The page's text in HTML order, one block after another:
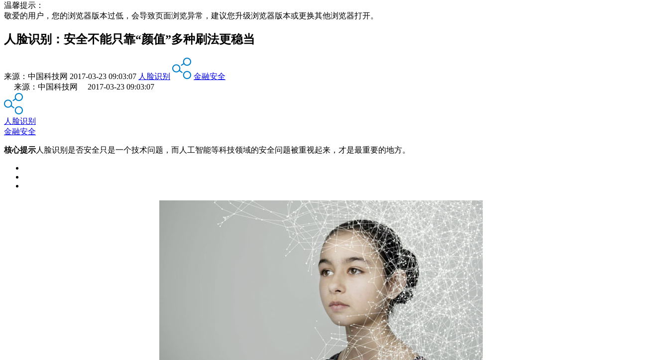
温馨提示：
敬爱的用户，您的浏览器版本过低，会导致页面浏览异常，建议您升级浏览器版本或更换其他浏览器打开。
人脸识别：安全不能只靠“颜值”多种刷法更稳当
来源： 中国科技网 2017-03-23 09:03:07 人脸识别
金融安全
来源：中国科技网 2017-03-23 09:03:07
人脸识别
金融安全
核心提示人脸识别是否安全只是一个技术问题，而人工智能等科技领域的安全问题被重视起来，才是最重要的地方。